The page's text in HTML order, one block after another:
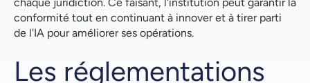
chaque juridiction. Ce faisant, l'institution peut garantir la
conformité tout en continuant à innover et à tirer parti
de l'IA pour améliorer ses opérations.
Les réglementations